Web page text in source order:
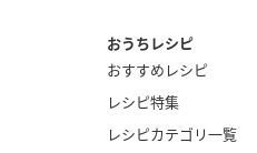
おうちレシピ
おすすめレシピ
レシピ特集
レシピカテゴリ一覧